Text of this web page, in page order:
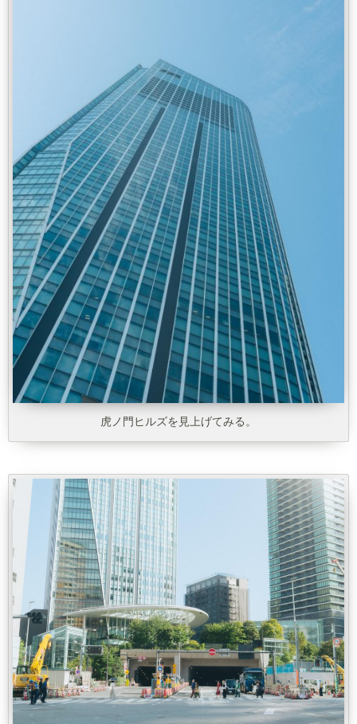
虎ノ門ヒルズを見上げてみる。